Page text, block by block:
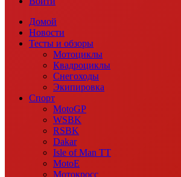
Домой
Новости
Тесты и обзоры
Мотоциклы
Квадроциклы
Снегоходы
Экипировка
Спорт
MotoGP
WSBK
RSBK
Dakar
Isle of Man TT
MotoE
Мотокросс